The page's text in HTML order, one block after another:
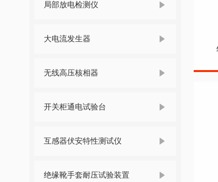
局部放电检测仪
大电流发生器
无线高压核相器
开关柜通电试验台
互感器伏安特性测试仪
绝缘靴手套耐压试验装置